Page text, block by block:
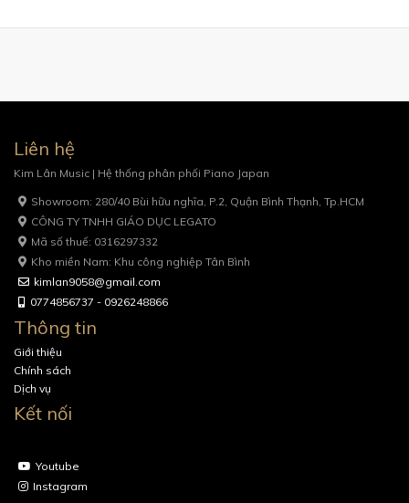
Liên hệ
Kim Lân Music | Hệ thống phân phối Piano Japan
Showroom: 280/40 Bùi hữu nghĩa, P.2, Quận Bình Thạnh, Tp.HCM
CÔNG TY TNHH GIÁO DỤC LEGATO
Mã số thuế: 0316297332
Kho miền Nam: Khu công nghiệp Tân Bình
kimlan9058@gmail.com
0774856737 - 0926248866
Thông tin
Giới thiệu
Chính sách
Dịch vụ
Kết nối
Youtube
Instagram